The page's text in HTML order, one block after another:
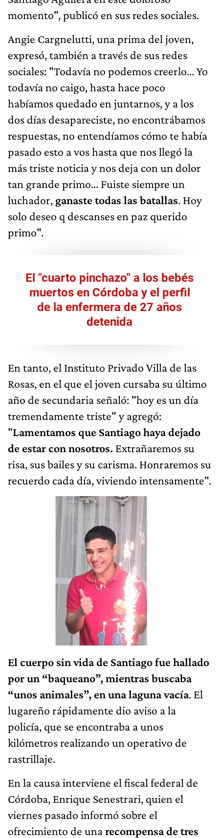
momento", publicó en sus redes sociales.
Angie Cargnelutti, una prima del joven,
expresó, también a través de sus redes
sociales: "Todavía no podemos creerlo... Yo
todavía no caigo, hasta hace poco
habíamos quedado en juntarnos, y a los
dos días desapareciste, no encontrábamos
respuestas, no entendíamos cómo te había
pasado esto a vos hasta que nos llegó la
más triste noticia y nos deja con un dolor
tan grande primo... Fuiste siempre un
luchador, ganaste todas las batallas. Hoy
solo deseo q descanses en paz querido
primo".
El "cuarto pinchazo" a los bebés
muertos en Córdoba y el perfil
de la enfermera de 27 años
detenida
En tanto, el Instituto Privado Villa de las
Rosas, en el que el joven cursaba su último
año de secundaria señaló: "hoy es un día
tremendamente triste" y agregó:
"Lamentamos que Santiago haya dejado
de estar con nosotros. Extrañaremos su
risa, sus bailes y su carisma. Honraremos su
recuerdo cada día, viviendo intensamente".
El cuerpo sin vida de Santiago fue hallado
por un “baqueano”, mientras buscaba
“unos animales”, en una laguna vacía. El
lugareño rápidamente dio aviso a la
policía, que se encontraba a unos
kilómetros realizando un operativo de
rastrillaje.
En la causa interviene el fiscal federal de
Córdoba, Enrique Senestrari, quien el
viernes pasado informó sobre el
ofrecimiento de unarecompensa de tres